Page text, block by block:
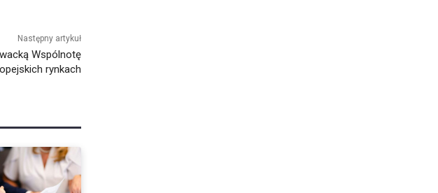
Następny artykuł
Wspólnotę
rynkach